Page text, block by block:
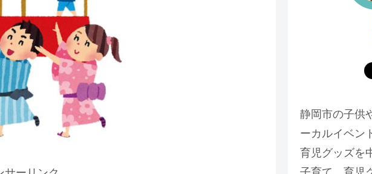
静岡市の子供
ーカルイベン
育児グッズを